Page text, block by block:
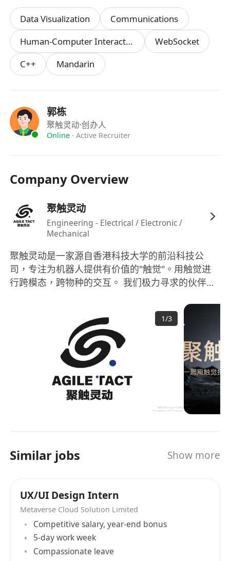
面依然流畅。
任职要求：
语言与框架：
扎实的C++或Python基础，精通
Qt（QML/QWidget）或PyQt/PySide。如果
使用C#，需精通WPF及MVVM模式。
数据可视化：熟悉Qt Charts、Qwt、或者基于
通信协议：
程，能看懂并处理十六进制数据。
多线程编程：必须精通多线程开发，能够将UI
熟悉CMake或Conan等构建工具。
件开发经验。
Data Visualization
Communications
Human-Computer Interaction
WebSocket
C++
Mandarin
郭栋
聚触灵动·创办人
Online· Active Recruiter
Company Overview
聚触灵动
Engineering - Electrical / Electronic /
Mechanical
聚触灵动是一家源自香港科技大学的前沿科技公
司，专注为机器人提供有价值的"触觉"。用触觉进
行跨模态，跨物种的交互。 我们极力寻求的伙伴
抱有热情； •本身对创业公司有一定兴趣，而非去不
了大厂的妥协之举。 •公司为香港公司，可以提供签
证续约过程中公司需要协助的资料。 •为更加接近机
器人行业上下游，公司办公地在深圳。为保证候选
人工作之余的充分休息。会要求候选人工作日常驻
1/3
Similar jobs Show more
UX/UI Design Intern
Metaverse Cloud Solution Limited
Competitive salary, year-end bonus
5-day work week
Compassionate leave